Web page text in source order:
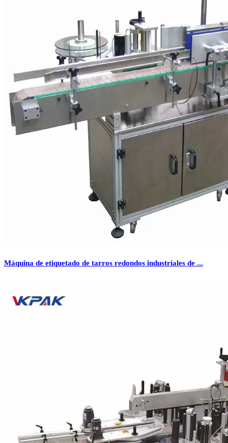
Máquina de etiquetado de tarros redondos industriales de ...